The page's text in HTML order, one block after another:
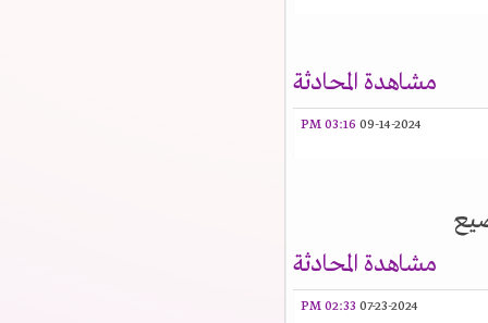
مشاهدة المحادثة
09-14-2024
03:16 PM
مشاهدة المحادثة
07-23-2024
02:33 PM